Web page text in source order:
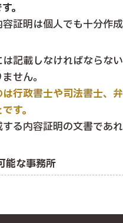
。
証明は個人でも十分作成
は記載しなければならな
せん。
行政書士や司法書士、
す。
る内容証明の文書であ
能な事務所